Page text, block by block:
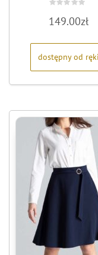
0
na
149.00zł
dostępny od ręki